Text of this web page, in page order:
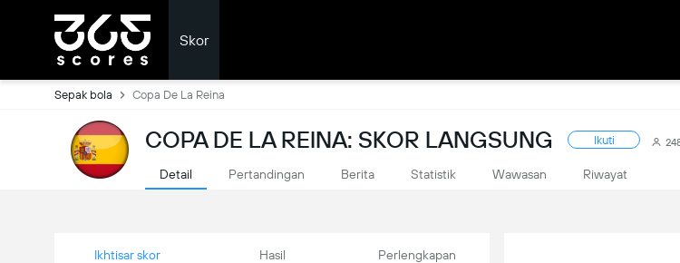
Skor
Sepak bola Copa De La Reina
COPA DE LA REINA: SKOR LANGSUNG Ikuti
Detail Pertandingan Berita Statistik Wawasan Riwayat
Ikhtisar skor Hasil Perlengkapan